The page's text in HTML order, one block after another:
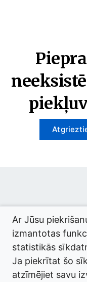
© 2026 termini.gov.lv.
Ar Jūsu
izmantotas
statistikās
Ja piekrītat šo
atzīmējiet savu